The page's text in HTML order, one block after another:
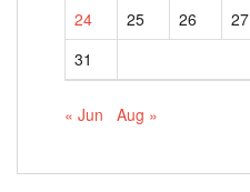
24
25 26 27
31
« Jun Aug »